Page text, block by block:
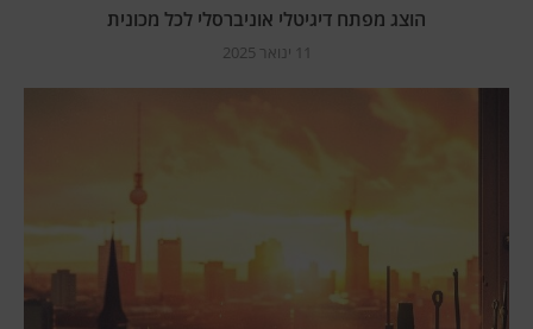
הוצג מפתח דיגיטלי אוניברסלי לכל מכונית
11 ינואר 2025